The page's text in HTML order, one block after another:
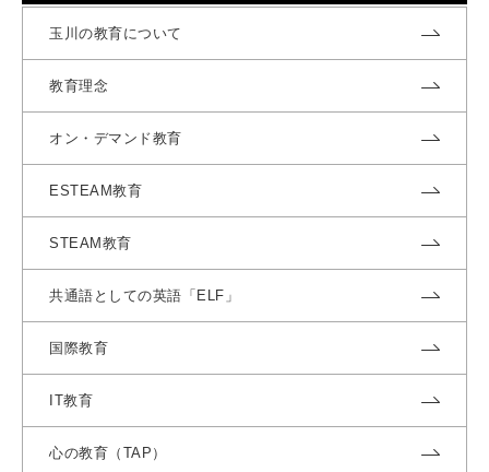
玉川の教育について
教育理念
オン・デマンド教育
ESTEAM教育
STEAM教育
共通語としての英語「ELF」
国際教育
IT教育
心の教育（TAP）